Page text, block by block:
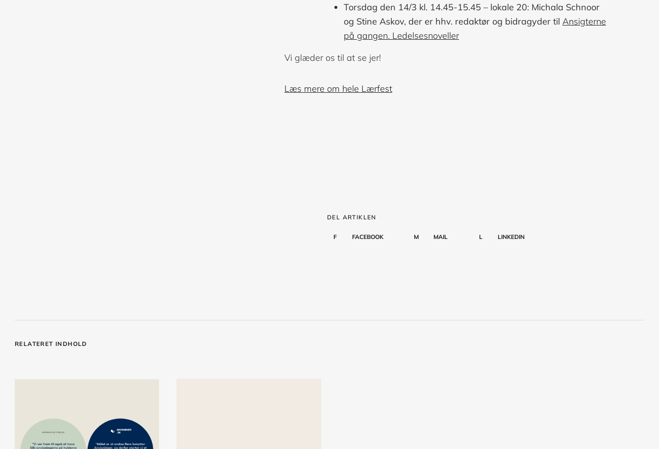
Torsdag den 14/3 kl. 14.45-15.45 – lokale 20: Michala Schnoor
og Stine Askov, der er hhv. redaktør og bidragyder til Ansigterne
på gangen. Ledelsesnoveller
Vi glæder os til at se jer!
Læs mere om hele Lærfest
DEL ARTIKLEN
F FACEBOOK M MAIL L LINKEDIN
RELATERET INDHOLD